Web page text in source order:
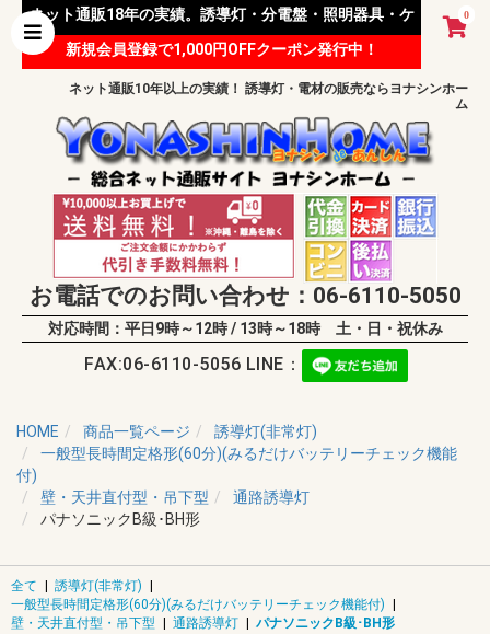
0
ネット通販18年の実績。誘導灯・分電盤・照明器具・ケ
ーブル等 様々な資材を取り扱っています。
新規会員登録で1,000円OFFクーポン発行中！
ネット通販10年以上の実績！ 誘導灯・電材の販売ならヨナシンホー
ム
お電話でのお問い合わせ：06-6110-5050
対応時間：平日9時～12時 / 13時～18時 土・日・祝休み
FAX:06-6110-5056 LINE：
HOME 商品一覧ページ
誘導灯(非常灯)
一般型長時間定格形(60分)(みるだけバッテリーチェック機能
付)
壁・天井直付型・吊下型
通路誘導灯
パナソニックB級･BH形
全て | 誘導灯(非常灯) |
一般型長時間定格形(60分)(みるだけバッテリーチェック機能付) |
壁・天井直付型・吊下型 | 通路誘導灯 | パナソニックB級･BH形